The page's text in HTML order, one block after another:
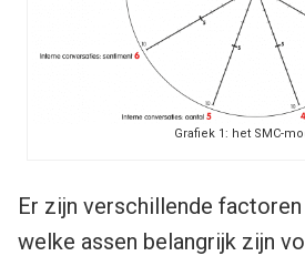
Grafiek 1: het SMC-
Er zijn verschillende
welke assen belangrijk zijn